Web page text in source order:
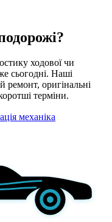
ходової чи
сьогодні. Наші
ремонт, оригінальні
терміни.
механіка